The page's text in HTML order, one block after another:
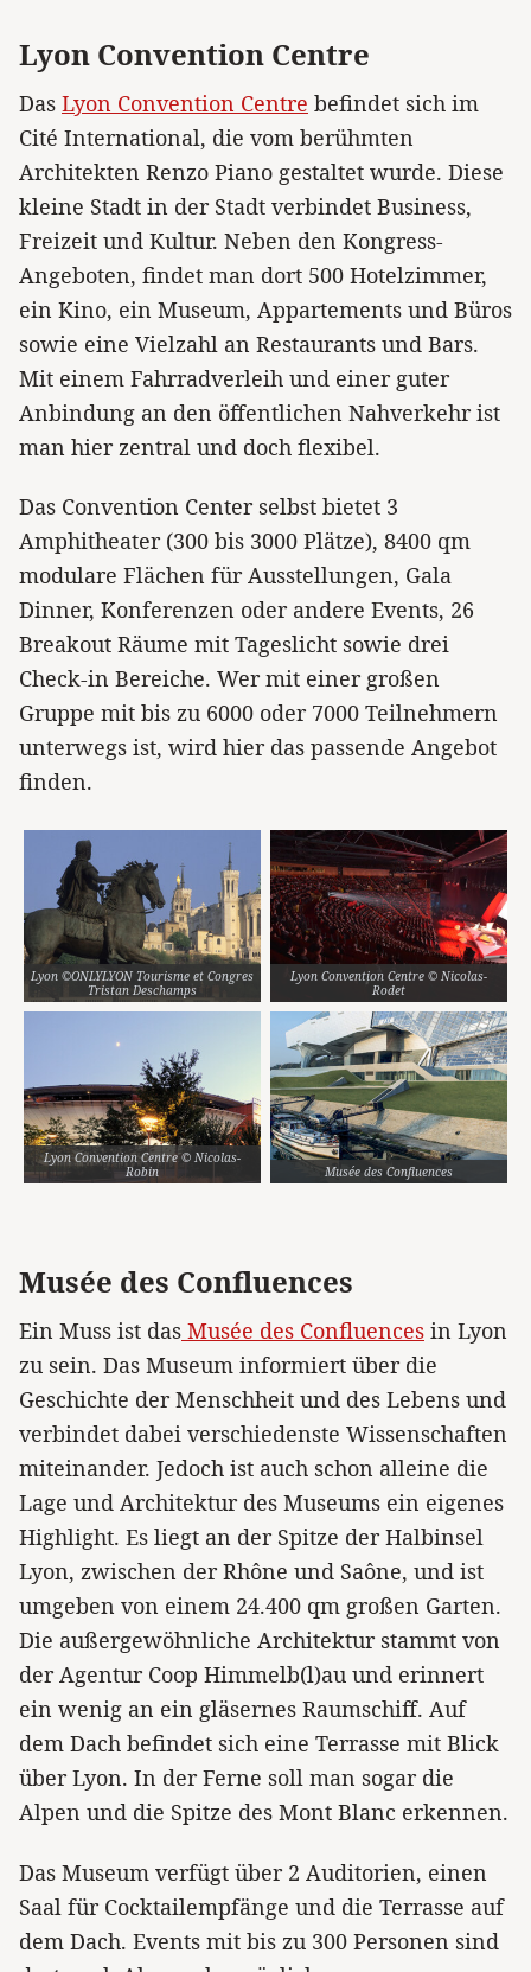
Lyon Convention Centre
Das Lyon Convention Centre befindet sich im
Cité International, die vom berühmten
Architekten Renzo Piano gestaltet wurde. Diese
kleine Stadt in der Stadt verbindet Business,
Freizeit und Kultur. Neben den Kongress-
Angeboten, findet man dort 500 Hotelzimmer,
ein Kino, ein Museum, Appartements und Büros
sowie eine Vielzahl an Restaurants und Bars.
Mit einem Fahrradverleih und einer guter
Anbindung an den öffentlichen Nahverkehr ist
man hier zentral und doch flexibel.
Das Convention Center selbst bietet 3
Amphitheater (300 bis 3000 Plätze), 8400 qm
modulare Flächen für Ausstellungen, Gala
Dinner, Konferenzen oder andere Events, 26
Breakout Räume mit Tageslicht sowie drei
Check-in Bereiche. Wer mit einer großen
Gruppe mit bis zu 6000 oder 7000 Teilnehmern
unterwegs ist, wird hier das passende Angebot
finden.
Lyon ©ONLYLYON Tourisme et Congres
Tristan Deschamps
Lyon Convention Centre © Nicolas-
Rodet
Lyon Convention Centre © Nicolas-
Robin
Musée des Confluences
Musée des Confluences
Ein Muss ist das Musée des Confluences in Lyon
zu sein. Das Museum informiert über die
Geschichte der Menschheit und des Lebens und
verbindet dabei verschiedenste Wissenschaften
miteinander. Jedoch ist auch schon alleine die
Lage und Architektur des Museums ein eigenes
Highlight. Es liegt an der Spitze der Halbinsel
Lyon, zwischen der Rhône und Saône, und ist
umgeben von einem 24.400 qm großen Garten.
Die außergewöhnliche Architektur stammt von
der Agentur Coop Himmelb(l)au und erinnert
ein wenig an ein gläsernes Raumschiff. Auf
dem Dach befindet sich eine Terrasse mit Blick
über Lyon. In der Ferne soll man sogar die
Alpen und die Spitze des Mont Blanc erkennen.
Das Museum verfügt über 2 Auditorien, einen
Saal für Cocktailempfänge und die Terrasse auf
dem Dach. Events mit bis zu 300 Personen sind